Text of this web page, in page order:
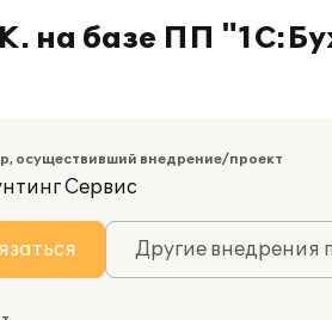
на базе ПП
осуществивший внедрение/проект
Сервис
Другие внедрения